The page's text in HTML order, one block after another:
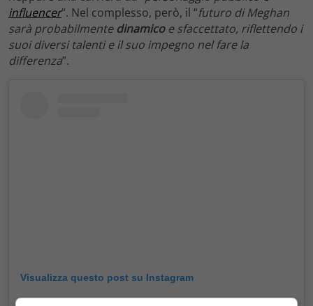
influencer“. Nel complesso, però, il “futuro di Meghan
sarà probabilmente dinamicoe sfaccettato, riflettendo i
suoi diversi talenti e il suo impegno nel fare la
differenza”.
Visualizza questo post su Instagram